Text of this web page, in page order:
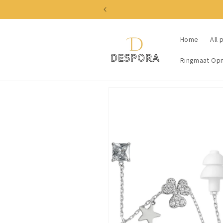
Home All
Ringmaat